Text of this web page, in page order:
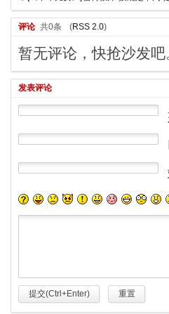
评论 共0条 (RSS 2.0)
暂无评论，快抢沙发吧
发表评论
提交(Ctrl+Enter) 重置